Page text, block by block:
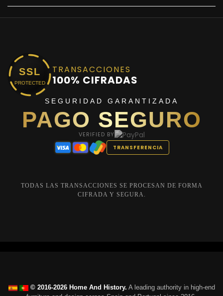
SSL
PROTECTED
TRANSACCIONES
100% CIFRADAS
SEGURIDAD GARANTIZADA
PAGO SEGURO
VERIFIED BY
TRANSFERENCIA
TODAS LAS TRANSACCIONES SE PROCESAN DE FORMA
CIFRADA Y SEGURA.
© 2016-2026 Home And History. A leading authority in high-end